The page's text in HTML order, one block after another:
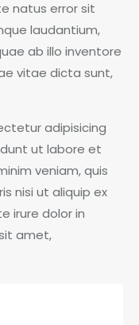
natus error sit
laudantium,
ab illo inventore
vitae dicta sunt,
adipisicing
ut labore et
veniam, quis
nisi ut aliquip ex
irure dolor in
amet,